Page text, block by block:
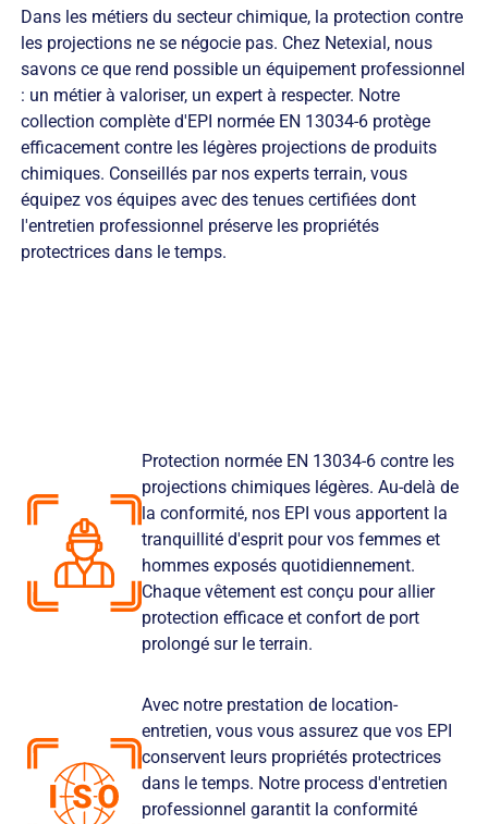
Dans les métiers du secteur chimique, la protection contre
les projections ne se négocie pas. Chez Netexial, nous
savons ce que rend possible un équipement professionnel
: un métier à valoriser, un expert à respecter. Notre
collection complète d'EPI normée EN 13034-6 protège
efficacement contre les légères projections de produits
chimiques. Conseillés par nos experts terrain, vous
équipez vos équipes avec des tenues certifiées dont
l'entretien professionnel préserve les propriétés
protectrices dans le temps.
Protection normée EN 13034-6 contre les
projections chimiques légères. Au-delà de
la conformité, nos EPI vous apportent la
tranquillité d'esprit pour vos femmes et
hommes exposés quotidiennement.
Chaque vêtement est conçu pour allier
protection efficace et confort de port
prolongé sur le terrain.
Avec notre prestation de location-
entretien, vous vous assurez que vos EPI
conservent leurs propriétés protectrices
dans le temps. Notre process d'entretien
professionnel garantit la conformité